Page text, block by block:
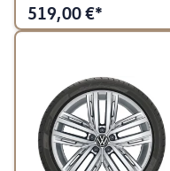
519,00€*